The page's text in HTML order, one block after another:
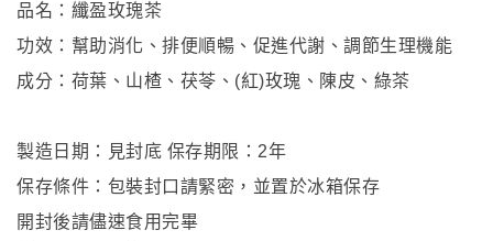
品名：纖盈玫瑰茶
功效：幫助消化、排便順暢、促進代謝、調節生理機能
成分：荷葉、山楂、茯苓、(紅)玫瑰、陳皮、綠茶
製造日期：見封底 保存期限：2年
保存條件：包裝封口請緊密，並置於冰箱保存
開封後請儘速食用完畢